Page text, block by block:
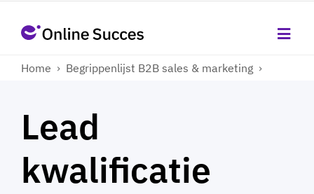
Home › Begrippenlijst B2B sales & marketing ›
Lead
kwalificatie